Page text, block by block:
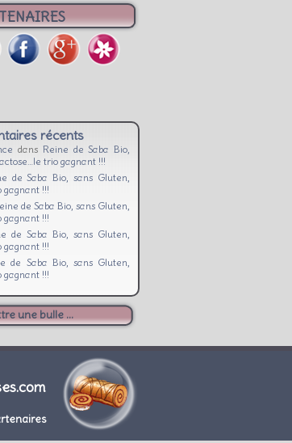
récents
dans Reine de Saba Bio,
trio gagnant !!!
de Saba Bio, sans Gluten,
gagnant !!!
de Saba Bio, sans Gluten,
gagnant !!!
de Saba Bio, sans Gluten,
gagnant !!!
de Saba Bio, sans Gluten,
gagnant !!!
une bulle ...